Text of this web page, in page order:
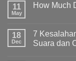
11
May
How Much
18
Dec
7
Suara dan